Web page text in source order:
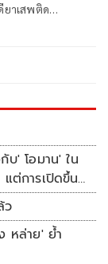
ยาเสพติด
บ' โอมาน' ใน
ต่การเปิดขึ้น
ว
หล่าย' ย้ำ